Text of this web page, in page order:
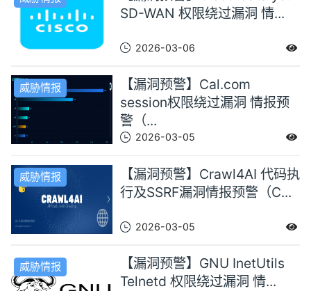
SD-WAN 权限绕过漏洞 情...
2026-03-06
威胁情报
【漏洞预警】Cal.com
session权限绕过漏洞 情报预
警（...
2026-03-05
威胁情报
【漏洞预警】Crawl4AI 代码执
行及SSRF漏洞情报预警（C...
2026-03-05
威胁情报
【漏洞预警】GNU InetUtils
Telnetd 权限绕过漏洞 情...